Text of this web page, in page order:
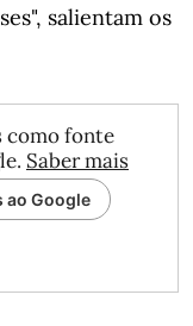
salientam os
como fonte
Saber mais
ao Google